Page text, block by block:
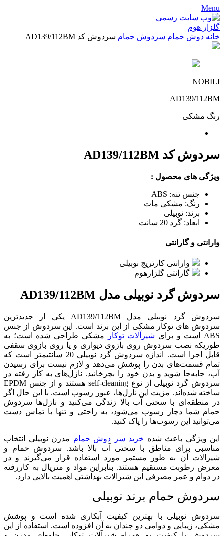
Menu
خانه دوش حمام سردوش حمام سردوش کد AD139/112BM
NOBILI
AD139/112BM
رنگ مشکی
سردوش کد AD139/112BM
ویژگی های محصول :
جنس تنه: ABS
رنگ: مشکی مات
برند: نوبیلی
ابعاد: گرد 20 سانت
وارانتی و گارانتی
وارانتی کارتریج نوبیلی
گارانتی گلزارهوم
سردوش گرد نوبیلی مدل AD139/112BM
سردوش گرد نوبیلی مدل AD139/112BM یکی از جدیدترین
سردوش های توکار مشکی از این برند است. این سردوش از جنس
ABS است و برای
شیرآلات توکار
مشکی طراحی شده است؛ به
طوریکه نصب سردوش روی بازوی دیواری و یا روی بازوی سقفی
قابل اجرا است. اندازه سردوش گرد نوبیلی 20 سانتیمتر است که
تمام قسمت‌های بدن را پوشش می‌دهد و لازم نیست برای رسیدن
آب، جابه‌جا شوید و بدن خود را بچرخانید. نازل‌های به کار رفته در
سردوش گرد نوبیلی از نوع self-cleaning هستند و از جنس EPDM
ساخته شده‌اند. مزیت این نازل‎‌ها، عبور رسوب است. با این حال اگر
در منطقه‌ای با سختی آب بالا زندگی می‌کنید و نازل‌ها سردوش
حمام شما دچار رسوب می‌شود، به راحتی و تنها با تماس دست
می‌توانید این رسوب‌ها را پاک کنید.
این ویژگی باعث شده خرید سر دوش حمام مدرن نوبیلی انتخاب
مناسبی برای مناطق با سختی آب بالا باشد. سردوش حمام و
شیرالات آن به طور مستمر مورد استفاده قرار می‌گیرند و در
معرض رطوبت مستقیم هستند. بنابراین مواد و متریال به کاررفته
در دوام و عمر مصرفی این شیرالات بهداشتی اهمیت بالایی دارد.
سردوش حمام برند نوبیلی
سردوش نوبیلی با بهترین کیفیت آبکاری شده است و پوشش
مشکی، زیبایی و دوامی دو چندان به آن افزوده است. استفاده از این